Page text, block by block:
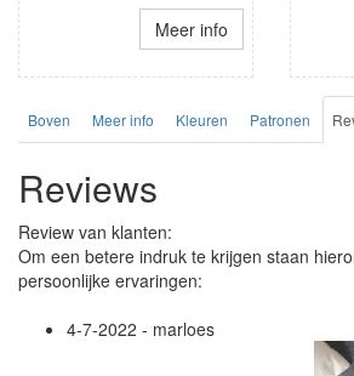
Meer info
Boven Meer info Kleuren Patronen
Reviews
Review van klanten:
Om een betere indruk te krijgen staan
persoonlijke ervaringen:
4-7-2022 - marloes